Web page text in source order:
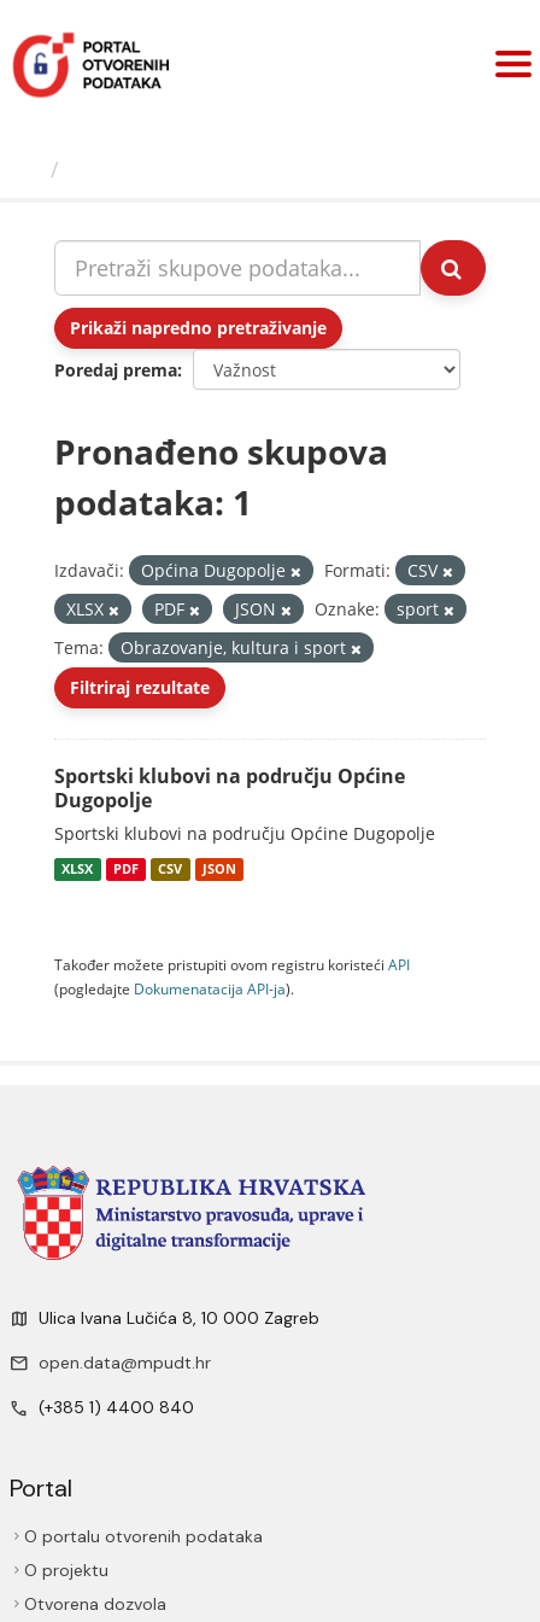
sadržaj
Prikaži napredno pretraživanje
Poredaj prema
Pronađeno skupova
podataka: 1
Izdavači: Općina Dugopolje Formati:
CSV
XLSX
PDF JSON Oznake:
sport
Tema:
Obrazovanje, kultura i sport
Filtriraj rezultate
Sportski klubovi na području Općine
Dugopolje
Sportski klubovi na području Općine Dugopolje
XLSX PDF CSV JSON
Također možete pristupiti ovom registru koristeći API
(pogledajte Dokumenаtаcijа API-jа).